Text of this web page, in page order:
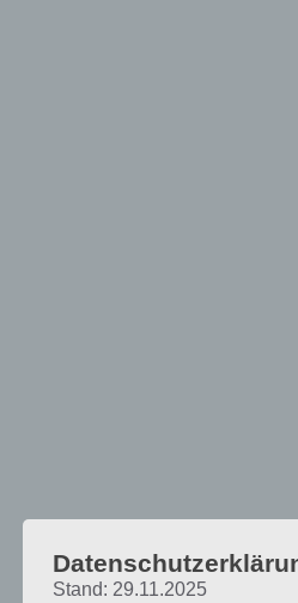
So wählst du einen
Stand: 29.11.2025